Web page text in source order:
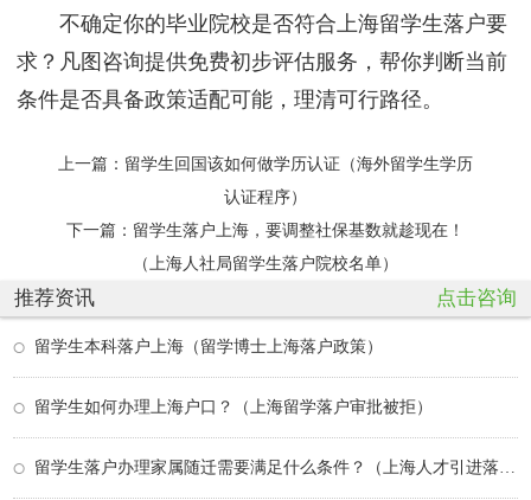
不确定你的毕业院校是否符合上海留学生落户要
求？凡图咨询提供免费初步评估服务，帮你判断当前
条件是否具备政策适配可能，理清可行路径。
上一篇： 留学生回国该如何做学历认证（海外留学生学历
认证程序）
下一篇： 留学生落户上海，要调整社保基数就趁现在！
（上海人社局留学生落户院校名单）
推荐资讯 点击咨询
留学生本科落户上海（留学博士上海落户政策）
留学生如何办理上海户口？（上海留学落户审批被拒）